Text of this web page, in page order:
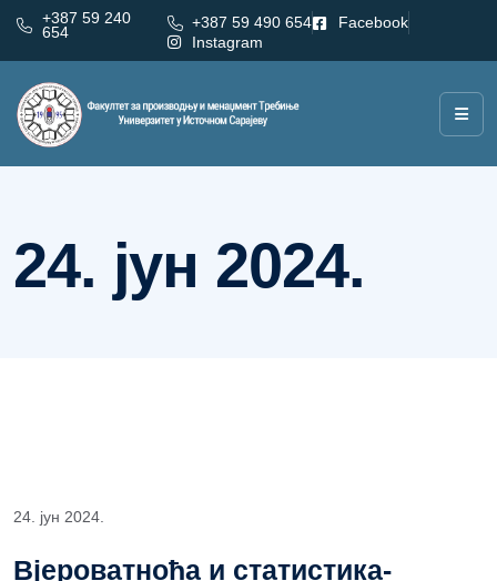
+387 59 240
654
+387 59 490 654
Facebook
Instagram
Дан:
24. јун 2024.
24. јун 2024.
Вјероватноћа и статистика-